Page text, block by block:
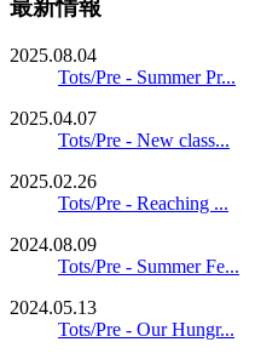
最新情報
2025.08.04
Tots/Pre - Summer Pr...
2025.04.07
Tots/Pre - New class...
2025.02.26
Tots/Pre - Reaching ...
2024.08.09
Tots/Pre - Summer Fe...
2024.05.13
Tots/Pre - Our Hungr...